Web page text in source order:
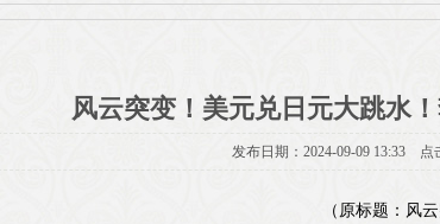
风云突变！美元兑日元大跳水
发布日期：2024-09-09 13:33 点
（原标题：风